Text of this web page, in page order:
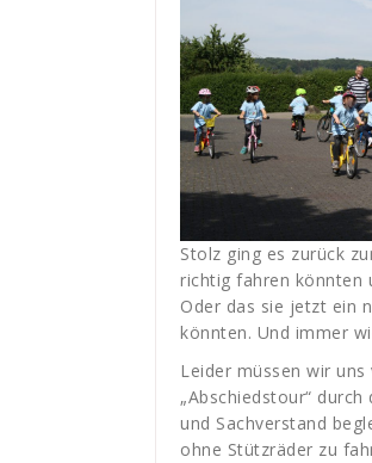
Stolz ging es zurück
richtig fahren könnten
Oder das sie jetzt ein
könnten. Und immer
Leider müssen wir
„Abschiedstour“
und Sachverstand
ohne Stützräder zu